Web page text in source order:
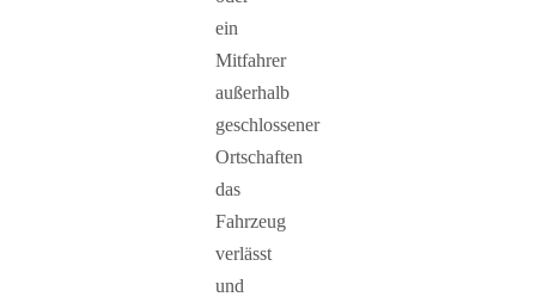
ein
Mitfahrer
außerhalb
geschlossener
Ortschaften
das
Fahrzeug
verlässt
und